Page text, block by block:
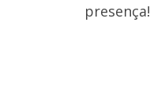
presença!